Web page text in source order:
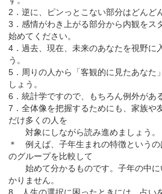
2．逆に、ピンっとこない部分はどんど
3．感情がわき上がる部分から内観をス
始めてください。
4．過去、現在、未来のあなたを視野に
う。
5．周りの人から「客観的に見たあなた
しょう。
6．統計学ですので、もちろん例外があ
7．全体像を把握するためにも、家族や
だけ多くの人を
対象にしながら読み進めましょう。
＊ 例えば、子年生まれの特徴という
のグループを比較して
始めて分かるものです。子年の中に
かりません。
8．人生の選択に困ったときには、占い